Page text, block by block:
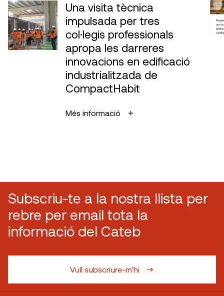
Una visita tècnica
impulsada per tres
col·legis professionals
apropa les darreres
innovacions en edificació
industrialitzada de
CompactHabit
Més informació
Subscriu-te a la nostra llista per
rebre per email tota la
informació del Cateb
Vull subscriure-m'hi